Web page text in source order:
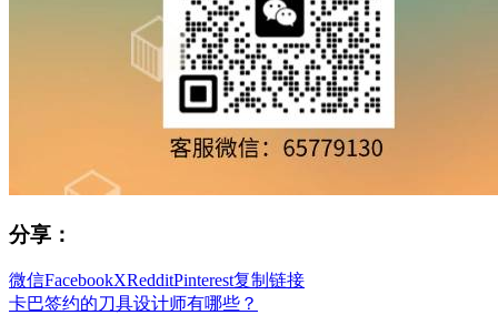
分享：
微信FacebookXRedditPinterest复制链接
卡巴签约的刀具设计师有哪些？